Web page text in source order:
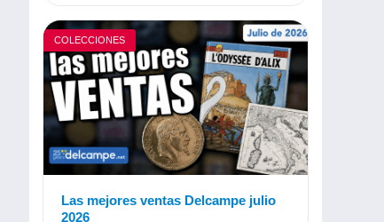
COLECCIONES
Las mejores ventas Delcampe julio
2026